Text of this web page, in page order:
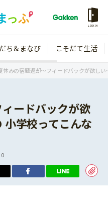
LOGIN
3歳
年長
ち＆まなび こそだて生活
休みの宿題返却～フィードバックが欲し
ードバックが欲
小学校ってこんな